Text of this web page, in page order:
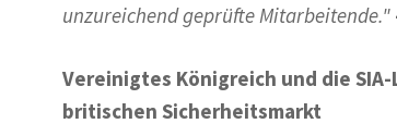
unzureichend geprüfte Mitarbeitende."
Vereinigtes Königreich und die
britischen Sicherheitsmarkt